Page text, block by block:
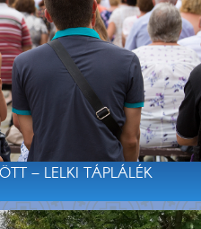
– LELKI TÁPLÁLÉK